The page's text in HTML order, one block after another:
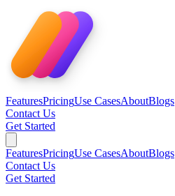
FeaturesPricingUse CasesAboutBlogs
Contact Us
Get Started
FeaturesPricingUse CasesAboutBlogs
Contact Us
Get Started